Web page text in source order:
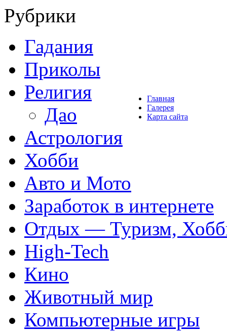
Главная
Галерея
Карта сайта
Рубрики
Гадания
Приколы
Религия
Дао
Астрология
Хобби
Авто и Мото
Заработок в интернете
Отдых — Туризм,
High-Tech
Кино
Животный мир
Компьютерные игры